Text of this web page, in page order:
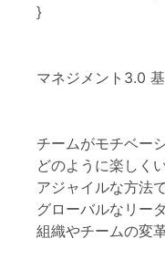
}
マネジメント3.0
チームがモチベー
どのように楽しく
アジャイルな方法
グローバルなリー
組織やチームの変